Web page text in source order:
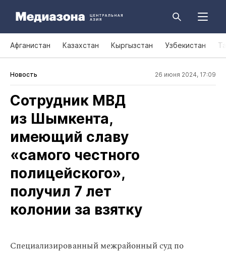
Афганистан Казахстан Кыргызстан Узбекистан
Новость 26 июня 2024, 17:09
Сотрудник МВД
из Шымкента,
имеющий славу
«самого честного
полицейского»,
получил 7 лет
колонии за взятку
Специализированный межрайонный суд по